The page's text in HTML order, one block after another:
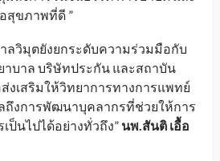
สุขภาพที่ดี ”
ลวิมุตยังยกระดับความร่วมมือกับ
าบาล บริษัทประกัน และสถาบัน
งเสริมให้วิทยาการทางการแพทย์
ถึงการพัฒนาบุคลากรที่ช่วยให้การ
ป็นไปได้อย่างทั่วถึง” นพ.สันติ เอื้อ